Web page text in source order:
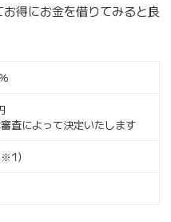
得にお金を借りてみると良
査によって決定いたします
）